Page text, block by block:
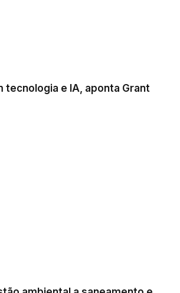
tecnologia e IA, aponta Grant